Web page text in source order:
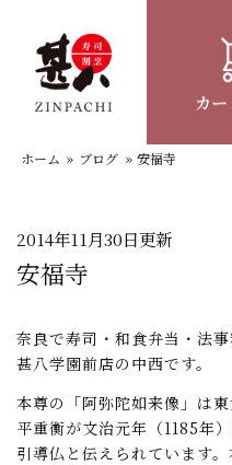
スタ
ホーム » ブログ » 安福寺
2014年11月30日更新
安福寺
奈良で寿司・和食弁当・法
甚八学園前店の中西です。
本尊の「阿弥陀如来像」は
平重衡が文治元年（1185年
引導仏と伝えられています